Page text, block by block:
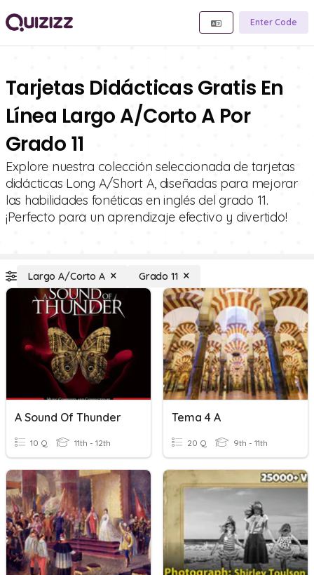
Enter Code
Tarjetas Didácticas Gratis En
Línea Largo A/Corto A Por
Grado 11
Explore nuestra colección seleccionada de tarjetas
didácticas Long A/Short A, diseñadas para mejorar
las habilidades fonéticas en inglés del grado 11.
¡Perfecto para un aprendizaje efectivo y divertido!
Largo A/Corto A Grado 11
A Sound Of Thunder
10 Q 11th - 12th
Tema 4 A
20 Q 9th - 11th